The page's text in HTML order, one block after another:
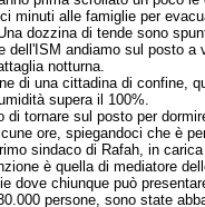
minuti alle famiglie per
dozzina di tende sono
dell'ISM andiamo sul posto
notturna.
di una cittadina di confine,
supera il 100%.
di tornare sul posto per
ore, spiegandoci che è
sindaco di Rafah, in
è quella di mediatore
dove chiunque può
persone, sono state